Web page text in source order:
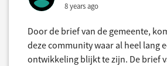
8 years ago
Door de brief van de gemeente,
deze community waar al heel lang
ontwikkeling blijkt te zijn. De brief